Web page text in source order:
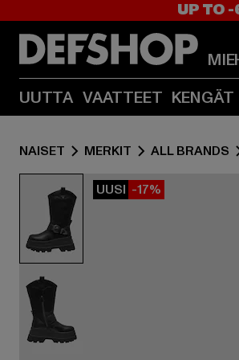
UP TO
UUTTA VAATTEET KENGÄT
NAISET MERKIT ALL BRANDS
UUSI -17%